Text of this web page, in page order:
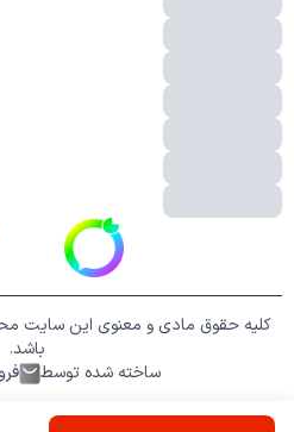
کلیه حقوق مادی و معنوی این سایت
باشد.
ساخته شده توسط